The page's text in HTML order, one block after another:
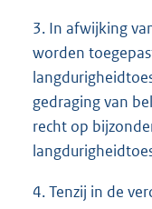
3. In afwijking
worden
gedraging van
recht op
4. Tenzij in de